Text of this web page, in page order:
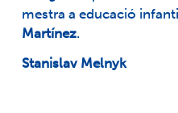
mestra a educació
Martínez.
Stanislav Melnyk